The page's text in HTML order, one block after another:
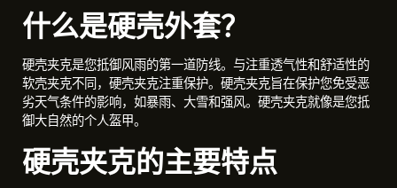
什么是硬壳外套？
硬壳夹克是您抵御风雨的第一道防线。与注重透气性和舒适性的
软壳夹克不同，硬壳夹克注重保护。硬壳夹克旨在保护您免受恶
劣天气条件的影响，如暴雨、大雪和强风。硬壳夹克就像是您抵
御大自然的个人盔甲。
硬壳夹克的主要特点